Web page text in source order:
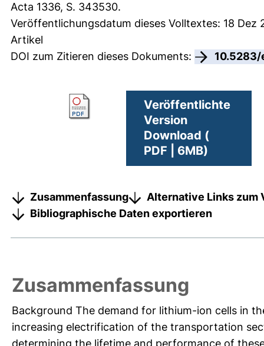
Acta 1336, S. 343530.
Veröffentlichungsdatum dieses Volltextes: 18 Dez
Artikel
DOI zum Zitieren dieses Dokuments:
Veröffentlichte
Version
Download (
PDF | 6MB)
Zusammenfassung
Alternative Links zum
Bibliographische Daten exportieren
Zusammenfassung
Background The demand for lithium-ion cells in
increasing electrification of the transportation
determining the lifetime and performance of